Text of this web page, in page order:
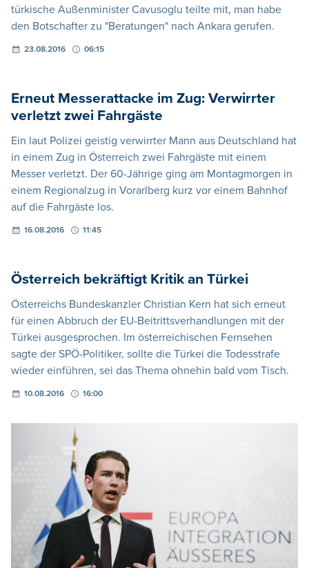
türkische Außenminister Cavusoglu teilte mit, man habe
den Botschafter zu "Beratungen" nach Ankara gerufen.
23.08.2016 06:15
Erneut Messerattacke im Zug: Verwirrter
verletzt zwei Fahrgäste
Ein laut Polizei geistig verwirrter Mann aus Deutschland hat
in einem Zug in Österreich zwei Fahrgäste mit einem
Messer verletzt. Der 60-Jährige ging am Montagmorgen in
einem Regionalzug in Vorarlberg kurz vor einem Bahnhof
auf die Fahrgäste los.
16.08.2016 11:45
Österreich bekräftigt Kritik an Türkei
Österreichs Bundeskanzler Christian Kern hat sich erneut
für einen Abbruch der EU-Beitrittsverhandlungen mit der
Türkei ausgesprochen. Im österreichischen Fernsehen
sagte der SPÖ-Politiker, sollte die Türkei die Todesstrafe
wieder einführen, sei das Thema ohnehin bald vom Tisch.
10.08.2016 16:00